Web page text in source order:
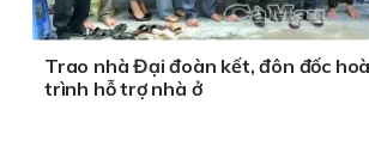
Trao nhà Đại đoàn kết, đôn đốc
trình hỗ trợ nhà ở